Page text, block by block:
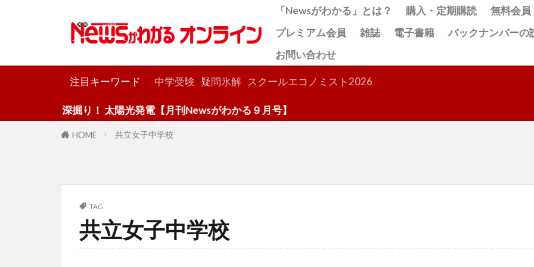
「Newsがわかる」とは？ 購入・定期購読
無料会員
プレミアム会員
雑誌 電子書籍
バックナンバーの
お問い合わせ
注目キーワード 中学受験 疑問氷解 スクールエコノミスト2026
深掘り！ 太陽光発電【月刊Newsがわかる９月号】
HOME 共立女子中学校
TAG
共立女子中学校
検索